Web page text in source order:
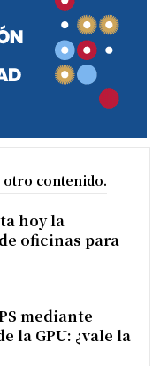
otro contenido.
hoy la
oficinas para
mediante
la GPU: ¿vale la